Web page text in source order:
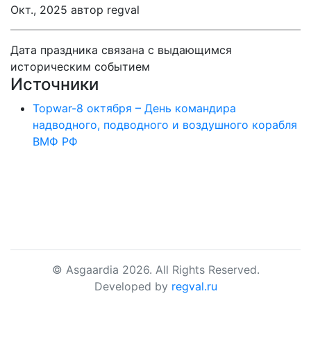
Окт., 2025 автор regval
Дата праздника связана с выдающимся
историческим событием
Источники
Topwar-8 октября – День командира
надводного, подводного и воздушного корабля
ВМФ РФ
© Asgaardia 2026. All Rights Reserved.
Developed by regval.ru